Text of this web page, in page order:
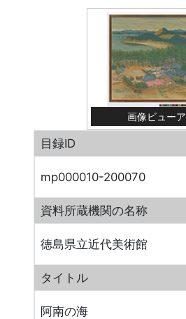
画像ビューア
目録ID
mp000010-200070
資料所蔵機関の名称
徳島県立近代美術館
タイトル
阿南の海